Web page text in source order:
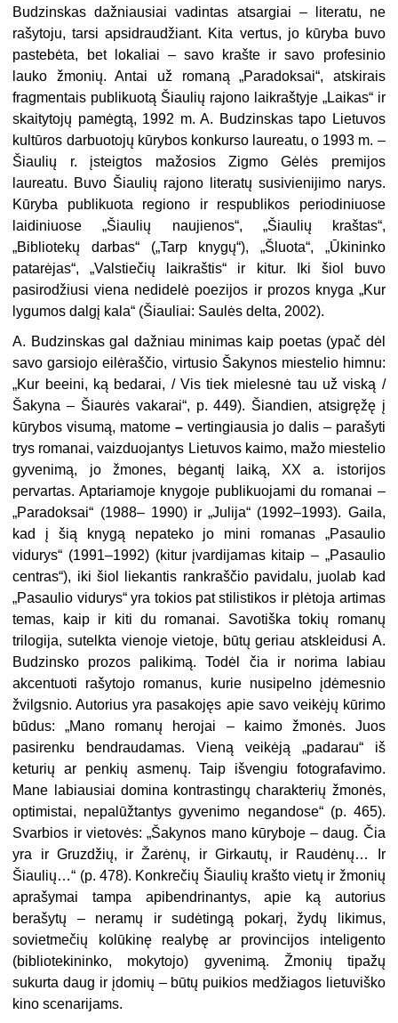
Budzinskas dažniausiai vadintas atsargiai – literatu, ne
rašytoju, tarsi apsidraudžiant. Kita vertus, jo kūryba buvo
pastebėta, bet lokaliai – savo krašte ir savo profesinio
lauko žmonių. Antai už romaną „Paradoksai“, atskirais
fragmentais publikuotą Šiaulių rajono laikraštyje „Laikas“ ir
skaitytojų pamėgtą, 1992 m. A. Budzinskas tapo Lietuvos
kultūros darbuotojų kūrybos konkurso laureatu, o 1993 m. –
Šiaulių r. įsteigtos mažosios Zigmo Gėlės premijos
laureatu. Buvo Šiaulių rajono literatų susivienijimo narys.
Kūryba publikuota regiono ir respublikos periodiniuose
laidiniuose „Šiaulių naujienos“, „Šiaulių kraštas“,
„Bibliotekų darbas“ („Tarp knygų“), „Šluota“, „Ūkininko
patarėjas“, „Valstiečių laikraštis“ ir kitur. Iki šiol buvo
pasirodžiusi viena nedidelė poezijos ir prozos knyga „Kur
lygumos dalgį kala“ (Šiauliai: Saulės delta, 2002).
A. Budzinskas gal dažniau minimas kaip poetas (ypač dėl
savo garsiojo eilėraščio, virtusio Šakynos miestelio himnu:
„Kur beeini, ką bedarai, / Vis tiek mielesnė tau už viską /
Šakyna – Šiaurės vakarai“, p. 449). Šiandien, atsigręžę į
kūrybos visumą, matome–vertingiausia jo dalis – parašyti
trys romanai, vaizduojantys Lietuvos kaimo, mažo miestelio
gyvenimą, jo žmones, bėgantį laiką, XX a. istorijos
pervartas. Aptariamoje knygoje publikuojami du romanai –
„Paradoksai“ (1988– 1990) ir „Julija“ (1992–1993). Gaila,
kad į šią knygą nepateko jo mini romanas „Pasaulio
vidurys“ (1991–1992) (kitur įvardijamas kitaip – „Pasaulio
centras“), iki šiol liekantis rankraščio pavidalu, juolab kad
„Pasaulio vidurys“ yra tokios pat stilistikos ir plėtoja artimas
temas, kaip ir kiti du romanai. Savotiška tokių romanų
trilogija, sutelkta vienoje vietoje, būtų geriau atskleidusi A.
Budzinsko prozos palikimą. Todėl čia ir norima labiau
akcentuoti rašytojo romanus, kurie nusipelno įdėmesnio
žvilgsnio. Autorius yra pasakojęs apie savo veikėjų kūrimo
būdus: „Mano romanų herojai – kaimo žmonės. Juos
pasirenku bendraudamas. Vieną veikėją „padarau“ iš
keturių ar penkių asmenų. Taip išvengiu fotografavimo.
Mane labiausiai domina kontrastingų charakterių žmonės,
optimistai, nepalūžtantys gyvenimo negandose“ (p. 465).
Svarbios ir vietovės: „Šakynos mano kūryboje – daug. Čia
yra ir Gruzdžių, ir Žarėnų, ir Girkautų, ir Raudėnų… Ir
Šiaulių…“ (p. 478). Konkrečių Šiaulių krašto vietų ir žmonių
aprašymai tampa apibendrinantys, apie ką autorius
berašytų – neramų ir sudėtingą pokarį, žydų likimus,
sovietmečių kolūkinę realybę ar provincijos inteligento
(bibliotekininko, mokytojo) gyvenimą. Žmonių tipažų
sukurta daug ir įdomių – būtų puikios medžiagos lietuviško
kino scenarijams.